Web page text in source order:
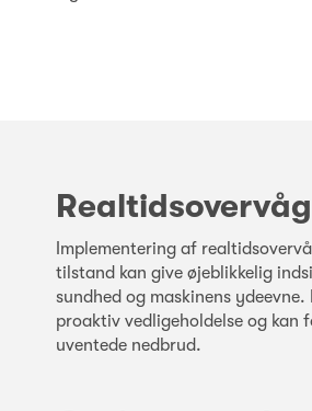
Implementering af
tilstand kan give øjeblikkelig
sundhed og maskinens
proaktiv vedligeholdelse og kan
uventede nedbrud.